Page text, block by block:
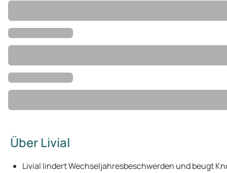
Über Livial
Livial lindert Wechseljahresbeschwerden und beugt